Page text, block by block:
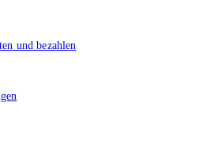
und bezahlen